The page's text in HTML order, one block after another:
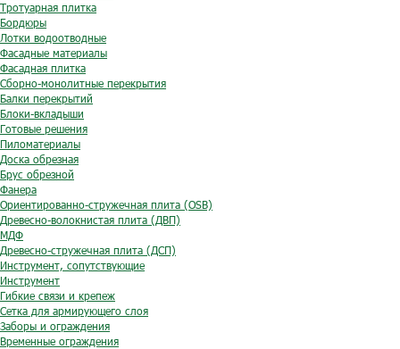
Тротуарная плитка
Бордюры
Лотки водоотводные
Фасадные материалы
Фасадная плитка
Сборно-монолитные перекрытия
Балки перекрытий
Блоки-вкладыши
Готовые решения
Пиломатериалы
Доска обрезная
Брус обрезной
Фанера
Ориентированно-стружечная плита (OSB)
Древесно-волокнистая плита (ДВП)
МДФ
Древесно-стружечная плита (ДСП)
Инструмент, сопутствующие
Инструмент
Гибкие связи и крепеж
Сетка для армирующего слоя
Заборы и ограждения
Временные ограждения